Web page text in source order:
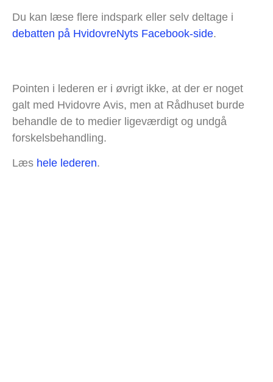
Du kan læse flere indspark eller selv deltage i
debatten på HvidovreNyts Facebook-side.
Pointen i lederen er i øvrigt ikke, at der er noget
galt med Hvidovre Avis, men at Rådhuset burde
behandle de to medier ligeværdigt og undgå
forskelsbehandling.
Læs hele lederen.